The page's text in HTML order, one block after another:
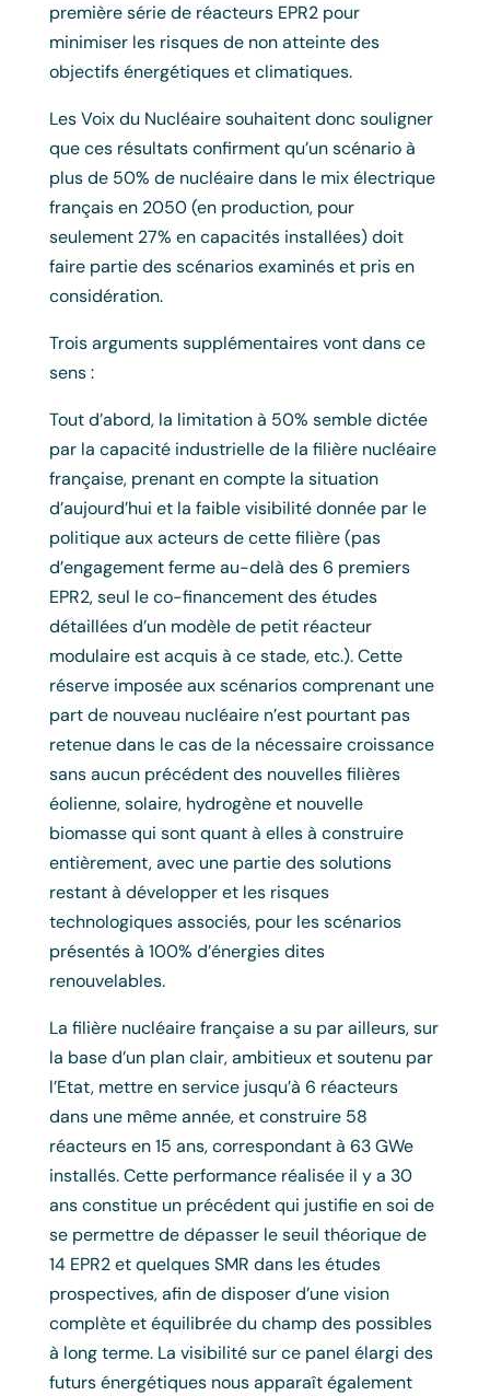
première série de réacteurs EPR2 pour
minimiser les risques de non atteinte des
objectifs énergétiques et climatiques.
Les Voix du Nucléaire souhaitent donc souligner
que ces résultats confirment qu’un scénario à
plus de 50% de nucléaire dans le mix électrique
français en 2050 (en production, pour
seulement 27% en capacités installées) doit
faire partie des scénarios examinés et pris en
considération.
Trois arguments supplémentaires vont dans ce
sens :
Tout d’abord, la limitation à 50% semble dictée
par la capacité industrielle de la filière nucléaire
française, prenant en compte la situation
d’aujourd’hui et la faible visibilité donnée par le
politique aux acteurs de cette filière (pas
d’engagement ferme au-delà des 6 premiers
EPR2, seul le co-financement des études
détaillées d’un modèle de petit réacteur
modulaire est acquis à ce stade, etc.). Cette
réserve imposée aux scénarios comprenant une
part de nouveau nucléaire n’est pourtant pas
retenue dans le cas de la nécessaire croissance
sans aucun précédent des nouvelles filières
éolienne, solaire, hydrogène et nouvelle
biomasse qui sont quant à elles à construire
entièrement, avec une partie des solutions
restant à développer et les risques
technologiques associés, pour les scénarios
présentés à 100% d’énergies dites
renouvelables.
La filière nucléaire française a su par ailleurs, sur
la base d’un plan clair, ambitieux et soutenu par
l’Etat, mettre en service jusqu’à 6 réacteurs
dans une même année, et construire 58
réacteurs en 15 ans, correspondant à 63 GWe
installés. Cette performance réalisée il y a 30
ans constitue un précédent qui justifie en soi de
se permettre de dépasser le seuil théorique de
14 EPR2 et quelques SMR dans les études
prospectives, afin de disposer d’une vision
complète et équilibrée du champ des possibles
à long terme. La visibilité sur ce panel élargi des
futurs énergétiques nous apparaît également